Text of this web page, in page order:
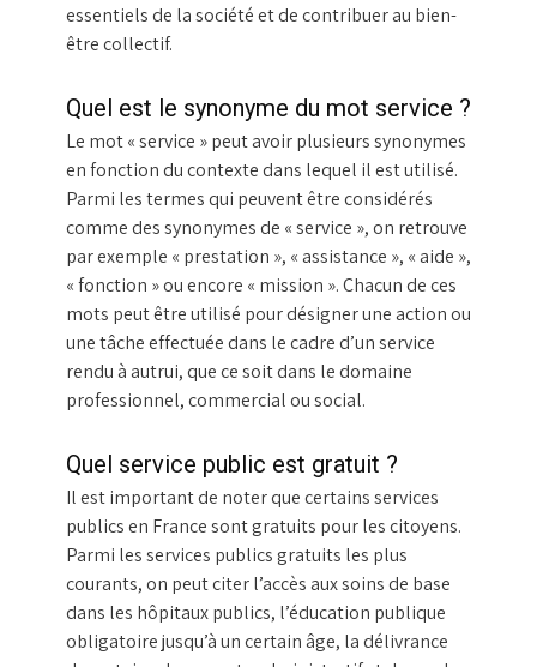
essentiels de la société et de contribuer au bien-
être collectif.
Quel est le synonyme du mot service ?
Le mot « service » peut avoir plusieurs synonymes
en fonction du contexte dans lequel il est utilisé.
Parmi les termes qui peuvent être considérés
comme des synonymes de « service », on retrouve
par exemple « prestation », « assistance », « aide »,
« fonction » ou encore « mission ». Chacun de ces
mots peut être utilisé pour désigner une action ou
une tâche effectuée dans le cadre d’un service
rendu à autrui, que ce soit dans le domaine
professionnel, commercial ou social.
Quel service public est gratuit ?
Il est important de noter que certains services
publics en France sont gratuits pour les citoyens.
Parmi les services publics gratuits les plus
courants, on peut citer l’accès aux soins de base
dans les hôpitaux publics, l’éducation publique
obligatoire jusqu’à un certain âge, la délivrance